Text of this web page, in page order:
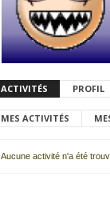
ACTIVITÉS PROFIL
MES ACTIVITÉS
Aucune activité n'a été